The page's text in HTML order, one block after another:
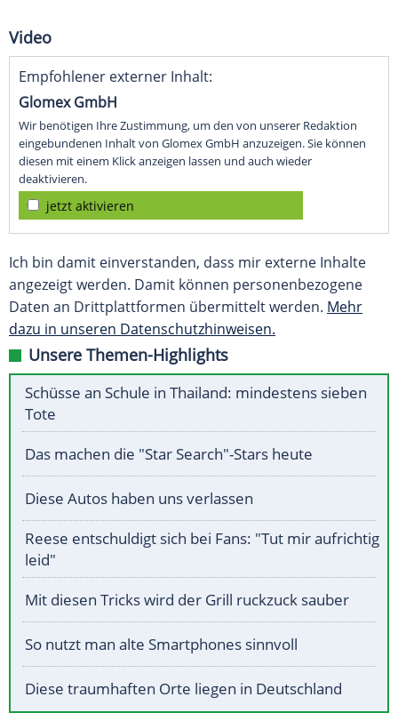
Video
Empfohlener externer Inhalt:
Glomex GmbH
Wir benötigen Ihre Zustimmung, um den von unserer Redaktion
eingebundenen Inhalt von Glomex GmbH anzuzeigen. Sie können
diesen mit einem Klick anzeigen lassen und auch wieder
deaktivieren.
jetzt aktivieren
Ich bin damit einverstanden, dass mir externe Inhalte
angezeigt werden. Damit können personenbezogene
Daten an Drittplattformen übermittelt werden. Mehr
dazu in unseren Datenschutzhinweisen.
Unsere Themen-Highlights
Schüsse an Schule in Thailand: mindestens sieben
Tote
Das machen die "Star Search"-Stars heute
Diese Autos haben uns verlassen
Reese entschuldigt sich bei Fans: "Tut mir aufrichtig
leid"
Mit diesen Tricks wird der Grill ruckzuck sauber
So nutzt man alte Smartphones sinnvoll
Diese traumhaften Orte liegen in Deutschland